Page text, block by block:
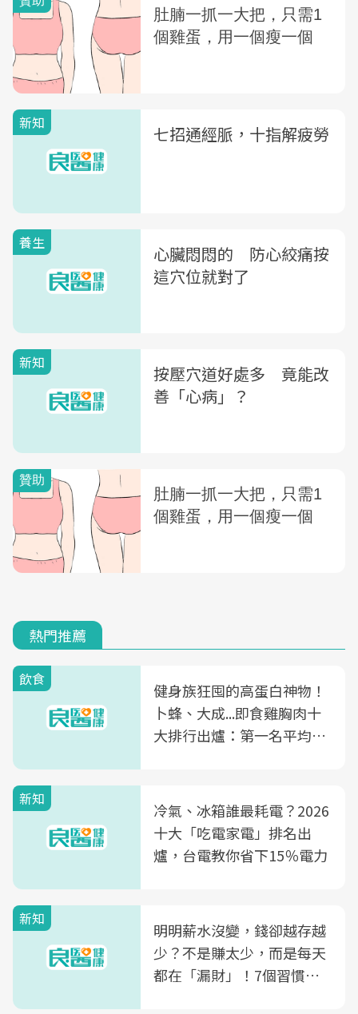
新知 七招通經脈，十指解疲勞
養生
心臟悶悶的 防心絞痛按
這穴位就對了
新知
按壓穴道好處多 竟能改
善「心病」？
熱門推薦
飲食
健身族狂囤的高蛋白神物！
卜蜂、大成...即食雞胸肉十
大排行出爐：第一名平均一
新知
冷氣、冰箱誰最耗電？2026
十大「吃電家電」排名出
爐，台電教你省下15％電力
新知
明明薪水沒變，錢卻越存越
少？不是賺太少，而是每天
都在「漏財」！7個習慣一